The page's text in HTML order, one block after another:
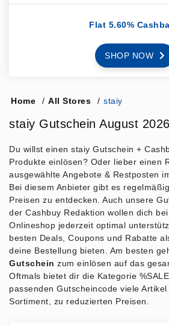
Flat 5.60%
SHOP NOW
Home / All Stores / staiy
staiy Gutschein August 2026
Du willst einen staiy Gutschein +
Produkte einlösen? Oder lieber einen
ausgewählte Angebote & Restposten
Bei diesem Anbieter gibt es
Preisen zu entdecken. Auch unsere
der Cashbuy Redaktion wollen dich
Onlineshop jederzeit optimal
besten Deals, Coupons und Rabatte
deine Bestellung bieten. Am besten
Gutschein zum einlösen auf das
Oftmals bietet dir die Kategorie
passenden Gutscheincode viele
Sortiment, zu reduzierten Preisen.